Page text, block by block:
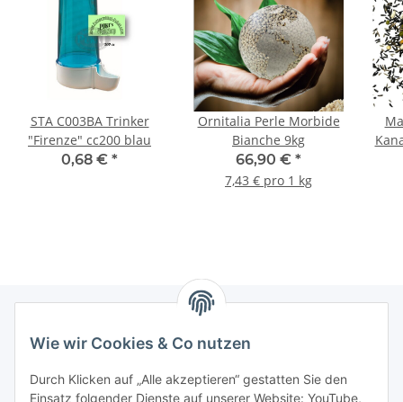
Wie wir Cookies & Co nutzen
Durch Klicken auf „Alle akzeptieren“ gestatten Sie den
Einsatz folgender Dienste auf unserer Website: YouTube,
STA C003BA Trinker
"Firenze" cc200 blau
0,68 € *
Ornitalia Perle Morbide
Bianche 9kg
66,90 € *
7,43 € pro 1 kg
Informationen